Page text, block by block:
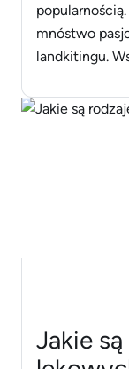
mnóstwo
landkitingu.
wiatru przy
Jakie